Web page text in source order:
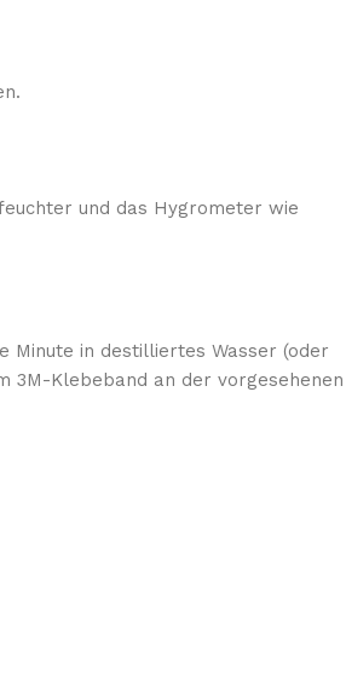
und das Hygrometer wie
Minute in destilliertes Wasser (oder
3M-Klebeband an der vorgesehenen